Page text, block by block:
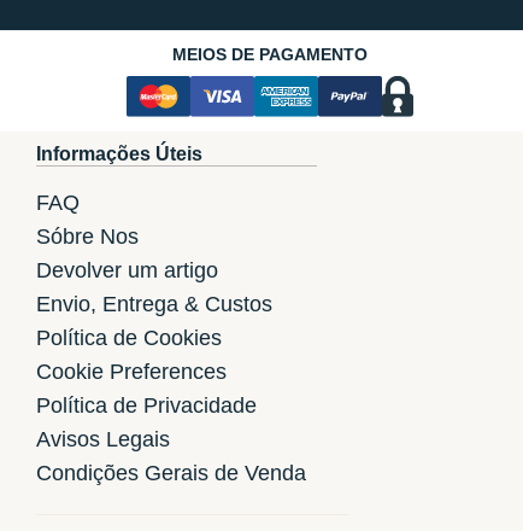
MEIOS DE PAGAMENTO
Informações Úteis
FAQ
Sóbre Nos
Devolver um artigo
Envio, Entrega & Custos
Política de Cookies
Cookie Preferences
Política de Privacidade
Avisos Legais
Condições Gerais de Venda